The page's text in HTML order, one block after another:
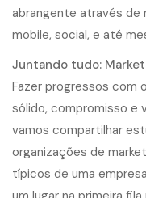
abrangente através de
mobile, social, e até
Juntando tudo:
Fazer progressos com
sólido, compromisso e
vamos compartilhar
organizações de
típicos de uma